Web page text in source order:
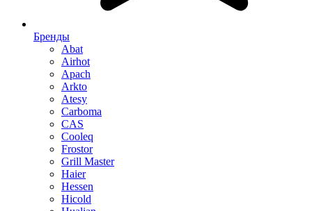
Бренды
Abat
Airhot
Apach
Arkto
Atesy
Carboma
CAS
Cooleq
Frostor
Grill Master
Haier
Hessen
Hicold